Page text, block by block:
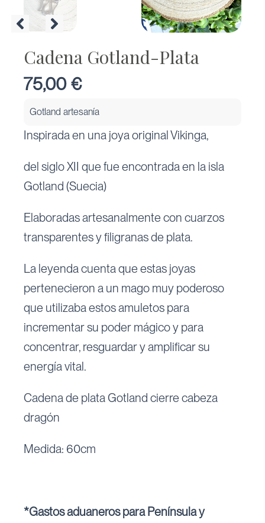
Cadena Gotland-Plata
75,00€
Gotland artesanía
Inspirada en una joya original Vikinga,
del siglo XII que fue encontrada en la isla
Gotland (Suecia)
Elaboradas artesanalmente con cuarzos
transparentes y filigranas de plata.
La leyenda cuenta que estas joyas
pertenecieron a un mago muy poderoso
que utilizaba estos amuletos para
incrementar su poder mágico y para
concentrar, resguardar y amplificar su
energía vital.
Cadena de plata Gotland cierre cabeza
dragón
Medida: 60cm
*Gastos aduaneros para Península y